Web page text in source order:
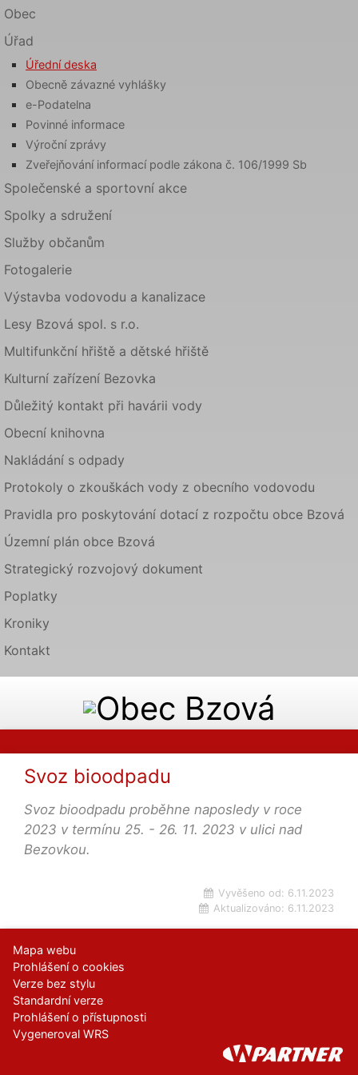
Obec
Úřad
Úřední deska
Obecně závazné vyhlášky
e-Podatelna
Povinné informace
Výroční zprávy
Zveřejňování informací podle zákona č. 106/1999 Sb
Společenské a sportovní akce
Spolky a sdružení
Služby občanům
Fotogalerie
Výstavba vodovodu a kanalizace
Lesy Bzová spol. s r.o.
Multifunkční hřiště a dětské hřiště
Kulturní zařízení Bezovka
Důležitý kontakt při havárii vody
Obecní knihovna
Nakládání s odpady
Protokoly o zkouškách vody z obecního vodovodu
Pravidla pro poskytování dotací z rozpočtu obce Bzová
Územní plán obce Bzová
Strategický rozvojový dokument
Poplatky
Kroniky
Kontakt
Svoz bioodpadu
Svoz bioodpadu proběhne naposledy v roce
2023 v termínu 25. - 26. 11. 2023 v ulici nad
Bezovkou.
Vyvěšeno od: 6.11.2023
Aktualizováno: 6.11.2023
Mapa webu
Prohlášení o cookies
Verze bez stylu
Standardní verze
Prohlášení o přístupnosti
Vygeneroval WRS